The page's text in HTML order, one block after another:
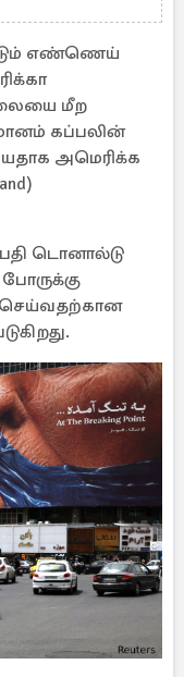
எண்ணெய்
மீற
கப்பலின்
அமெரிக்க
டொனால்டு
செய்வதற்கான